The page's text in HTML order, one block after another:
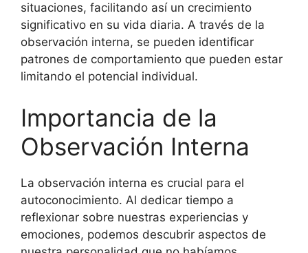
situaciones, facilitando así un crecimiento
significativo en su vida diaria. A través de la
observación interna, se pueden identificar
patrones de comportamiento que pueden estar
limitando el potencial individual.
Importancia de la
Observación Interna
La observación interna es crucial para el
autoconocimiento. Al dedicar tiempo a
reflexionar sobre nuestras experiencias y
emociones, podemos descubrir aspectos de